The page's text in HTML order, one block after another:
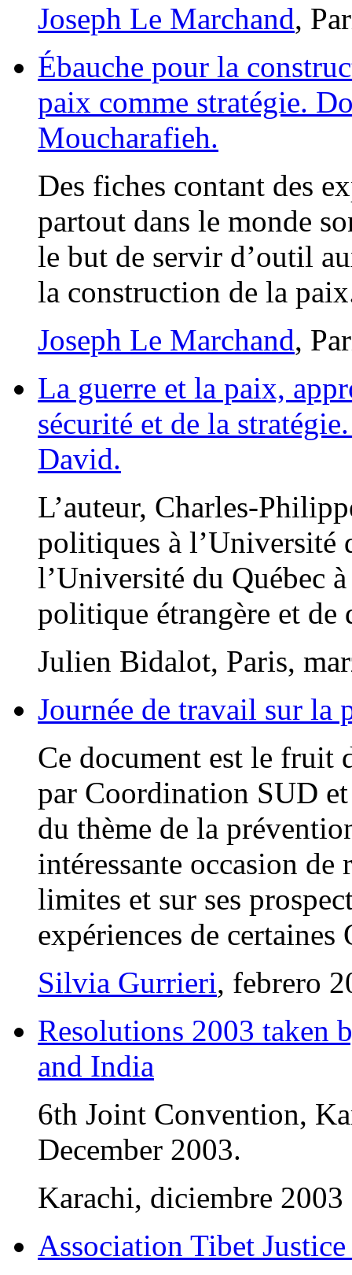
Joseph Le Marchand,
Ébauche pour la
paix comme stratégie.
Moucharafieh.
Des fiches contant des
partout dans le monde
le but de servir d’outil
la construction de la
Joseph Le Marchand,
La guerre et la paix,
sécurité et de la
David.
L’auteur, Charles-
politiques à l’Université
l’Université du Québec
politique étrangère et de
Julien Bidalot, Paris,
Journée de travail sur la
Ce document est le fruit
par Coordination SUD
du thème de la
intéressante occasion
limites et sur ses
expériences de certaines
Silvia Gurrieri, febrero
Resolutions 2003 taken
and India
6th Joint Convention,
December 2003.
Karachi, diciembre 2003
Association Tibet